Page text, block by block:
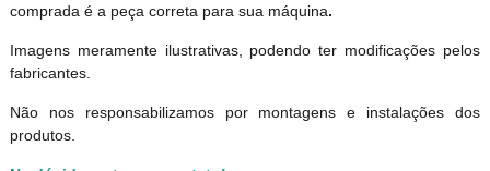
comprada é a peça correta para sua máquina.
Imagens meramente ilustrativas, podendo ter modificações pelos
fabricantes.
Não nos responsabilizamos por montagens e instalações dos
produtos.